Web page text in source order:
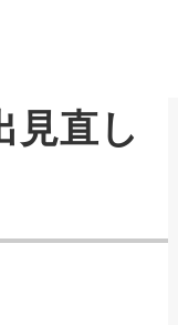
見直し